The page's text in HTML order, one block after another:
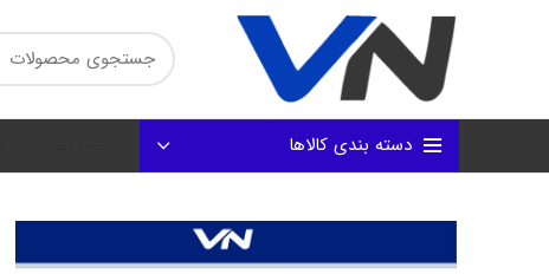
دسته بندی کالاها